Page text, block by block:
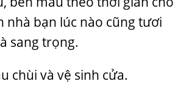
nhà bạn lúc nào cũng tươi
sang trọng.
chùi và vệ sinh cửa.